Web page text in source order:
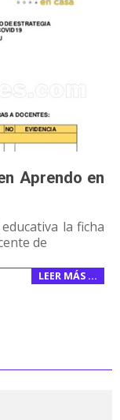
Aprendo en
la ficha
de
LEER MÁS …